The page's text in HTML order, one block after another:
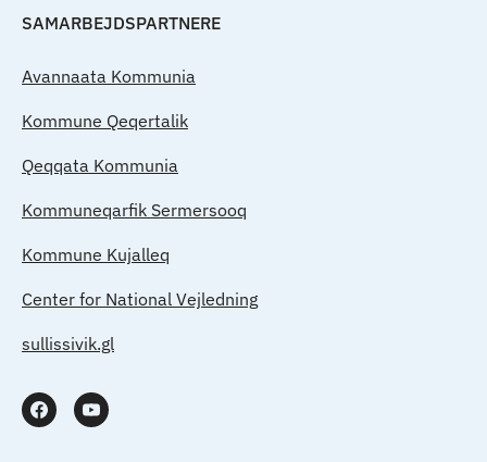
SAMARBEJDSPARTNERE
Avannaata Kommunia
Kommune Qeqertalik
Qeqqata Kommunia
Kommuneqarfik Sermersooq
Kommune Kujalleq
Center for National Vejledning
sullissivik.gl